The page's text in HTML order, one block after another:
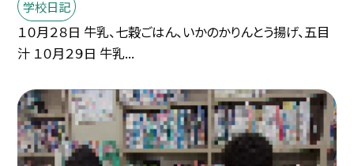
学校日記
１０月２８日 牛乳、七穀ごはん、いかのかりんとう揚げ、五目
汁 １０月２９日 牛乳...